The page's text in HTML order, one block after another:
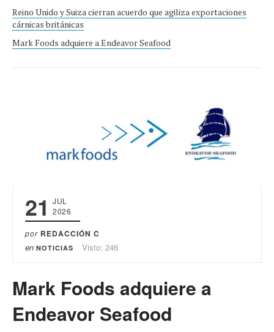
Reino Unido y Suiza cierran acuerdo que agiliza exportaciones
cárnicas británicas
Mark Foods adquiere a Endeavor Seafood
21
JUL
2026
por REDACCIÓN C
en NOTICIAS Visto: 246
Mark Foods adquiere a
Endeavor Seafood